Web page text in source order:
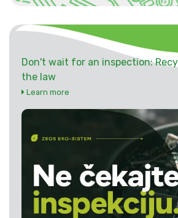
Don't wait for an inspection:
the law
Learn more